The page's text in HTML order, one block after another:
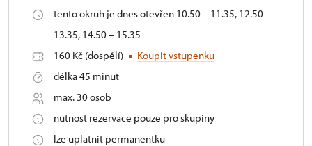
tento okruh je dnes otevřen 10.50 – 11.35, 12.50 –
13.35, 14.50 – 15.35
160 Kč (dospělí)
Koupit vstupenku
délka 45 minut
max. 30 osob
nutnost rezervace pouze pro skupiny
lze uplatnit permanentku